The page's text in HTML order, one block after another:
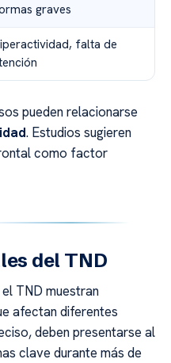
graves
falta de
pueden relacionarse
. Estudios sugieren
como factor
del TND
TND muestran
afectan diferentes
deben presentarse al
clave durante más de